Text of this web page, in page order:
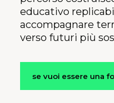
educativo
accompagnare
verso futuri più
se vuoi essere una